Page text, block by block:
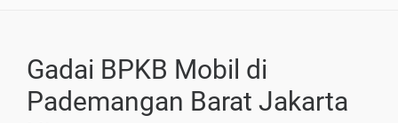
Gadai BPKB Mobil di
Pademangan Barat Jakarta